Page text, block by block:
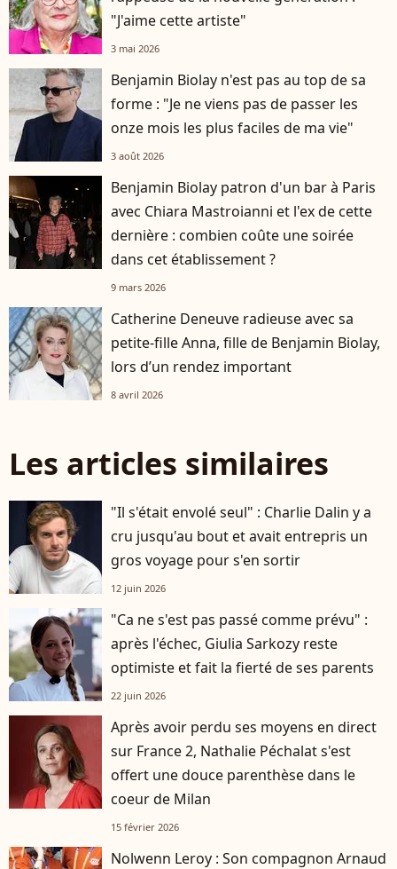
"J'aime cette artiste"
3 mai 2026
Benjamin Biolay n'est pas au top de sa
forme : "Je ne viens pas de passer les
onze mois les plus faciles de ma vie"
3 août 2026
Benjamin Biolay patron d'un bar à Paris
avec Chiara Mastroianni et l'ex de cette
dernière : combien coûte une soirée
dans cet établissement ?
9 mars 2026
Catherine Deneuve radieuse avec sa
petite-fille Anna, fille de Benjamin Biolay,
lors d’un rendez important
8 avril 2026
Les articles similaires
"Il s'était envolé seul" : Charlie Dalin y a
cru jusqu'au bout et avait entrepris un
gros voyage pour s'en sortir
12 juin 2026
"Ca ne s'est pas passé comme prévu" :
après l'échec, Giulia Sarkozy reste
optimiste et fait la fierté de ses parents
22 juin 2026
Après avoir perdu ses moyens en direct
sur France 2, Nathalie Péchalat s'est
offert une douce parenthèse dans le
coeur de Milan
15 février 2026
Nolwenn Leroy : Son compagnon Arnaud